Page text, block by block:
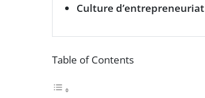
Culture d’entrepreneuriat
Table of Contents